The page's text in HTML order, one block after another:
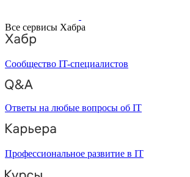
Все сервисы Хабра
Сообщество IT-специалистов
Ответы на любые вопросы об IT
Профессиональное развитие в IT